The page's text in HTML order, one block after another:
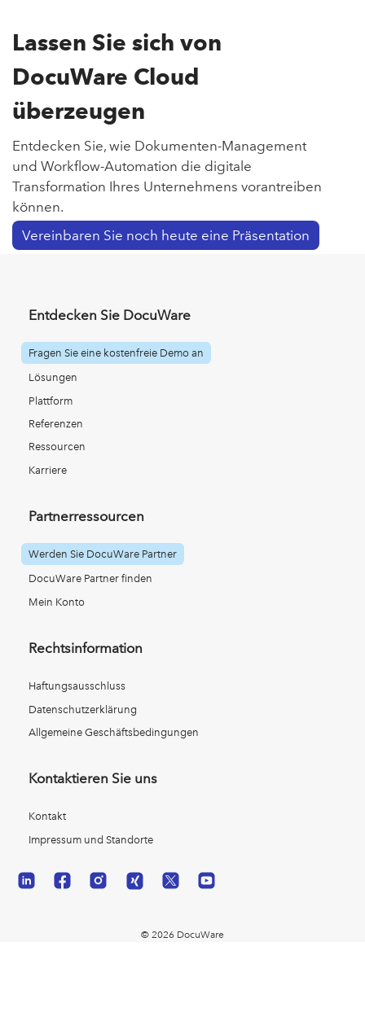
Lassen Sie sich von
DocuWare Cloud
überzeugen
Entdecken Sie, wie Dokumenten-Management
und Workflow-Automation die digitale
Transformation Ihres Unternehmens vorantreiben
können.
Vereinbaren Sie noch heute eine Präsentation
Entdecken Sie DocuWare
Fragen Sie eine kostenfreie Demo an
Lösungen
Plattform
Referenzen
Ressourcen
Karriere
Partnerressourcen
Werden Sie DocuWare Partner
DocuWare Partner finden
Mein Konto
Rechtsinformation
Haftungsausschluss
Datenschutzerklärung
Allgemeine Geschäftsbedingungen
Kontaktieren Sie uns
Kontakt
Impressum und Standorte
© 2026 DocuWare